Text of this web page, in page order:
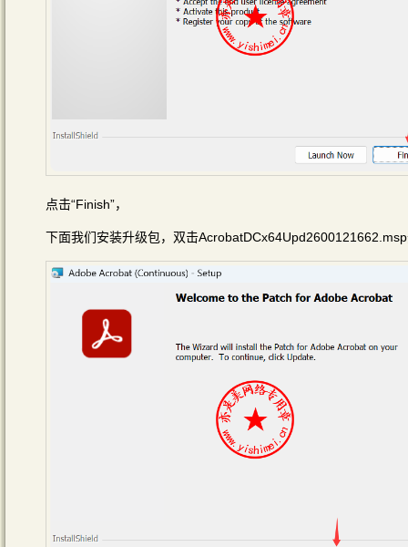
点击“Finish”，
下面我们安装升级包，双击